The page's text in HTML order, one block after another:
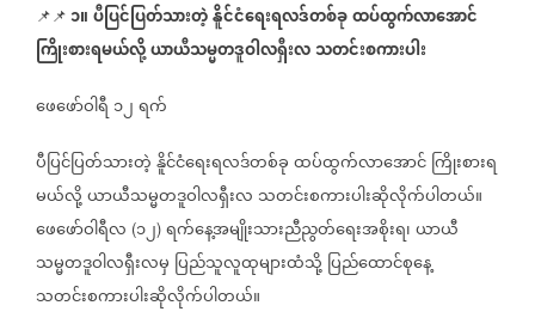
📌📌 ၁။ပီပြင်ပြတ်သားတဲ့နိူင်ငံရေးရလဒ်တစ်ခုထပ်ထွက်လာအောင်
ကြိုးစားရမယ်လို့ယာယီသမ္မတဒူဝါလရှီးလသတင်းစကားပါး
ဖေဖော်ဝါရီ ၁၂ရက်
ပီပြင်ပြတ်သားတဲ့နိူင်ငံရေးရလဒ်တစ်ခုထပ်ထွက်လာအောင်ကြိုးစားရ
မယ်လို့ယာယီသမ္မတဒူဝါလရှီးလ သတင်းစကားပါးဆိုလိုက်ပါတယ်။
ဖေဖော်ဝါရီလ (၁၂) ရက်နေ့အမျိုးသားညီညွတ်ရေးအစိုးရ၊ယာယီ
သမ္မတဒူဝါလရှီးလမှ ပြည်သူလူထုများထံသို့ပြည်ထောင်စုနေ့
သတင်းစကားပါးဆိုလိုက်ပါတယ်။